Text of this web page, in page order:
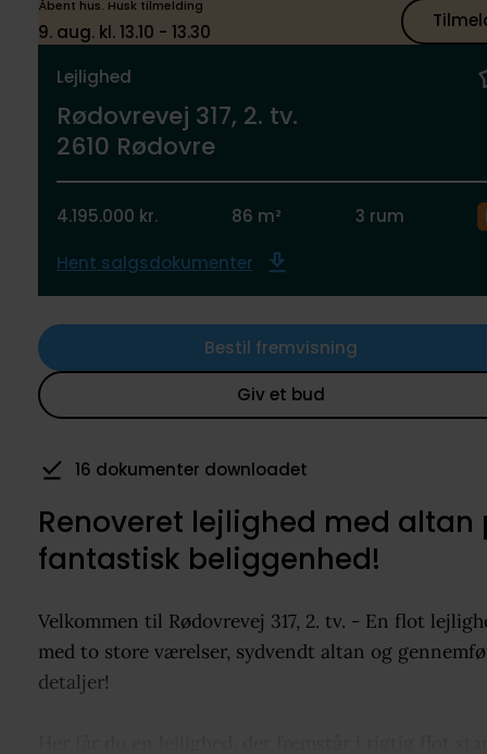
Åbent hus. Husk tilmelding
9. aug. kl. 13.10 - 13.30
Lejlighed
Rødovrevej 317, 2. tv.
2610 Rødovre
4.195.000 kr. 86 m² 3 rum
Hent salgsdokumenter
Giv et bud
Bestil fremvisning
16 dokumenter downloadet
Renoveret lejlighed med altan
fantastisk beliggenhed!
Velkommen til Rødovrevej 317, 2. tv. - En flot
med to store værelser, sydvendt altan og
detaljer!